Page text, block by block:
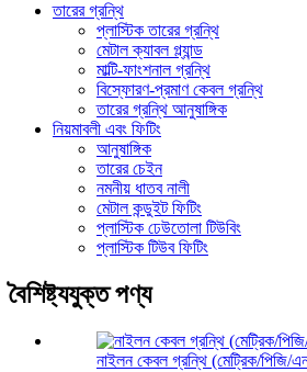
তারের গ্রন্থি
প্লাস্টিক তারের গ্রন্থি
মেটাল ক্যাবল গ্ল্যান্ড
মাল্টি-ফাংশনাল গ্রন্থি
বিস্ফোরণ-প্রমাণ কেবল গ্রন্থি
তারের গ্রন্থি আনুষাঙ্গিক
নিয়মাবলী এবং ফিটিং
আনুষাঙ্গিক
তারের চেইন
নমনীয় ধাতব নালী
মেটাল কন্ডুইট ফিটিং
প্লাস্টিক ঢেউতোলা টিউবিং
প্লাস্টিক টিউব ফিটিং
বৈশিষ্ট্যযুক্ত পণ্য
নাইলন কেবল গ্রন্থি (মেট্রিক/পিজি/